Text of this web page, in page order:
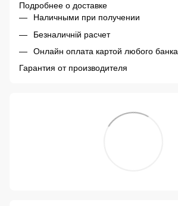
Подробнее о доставке
Наличными при получении
Безналичній расчет
Онлайн оплата картой любого банка
Гарантия от производителя